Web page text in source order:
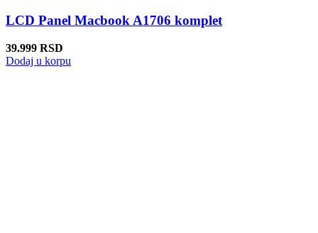
LCD Panel Macbook A1706 komplet
39.999 RSD
Dodaj u korpu